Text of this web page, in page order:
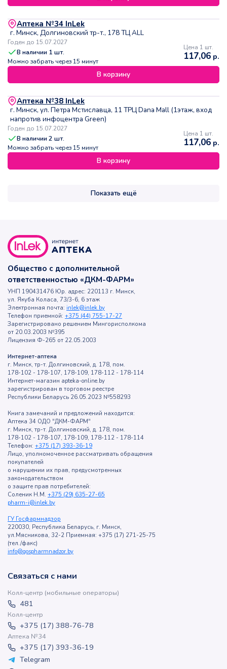
Аптека №34 InLek
г. Минск, Долгиновский тр-т., 178 ТЦ ALL
Годен до 15.07.2027
В наличии 1 шт.
Можно забрать через 15 минут
Цена 1 шт.
117,06 р.
В корзину
Аптека №38 InLek
г. Минск, ул. Петра Мстиславца, 11 ТРЦ Dana Mall (1этаж, вход
напротив инфоцентра Green)
Годен до 15.07.2027
В наличии2 шт.
Можно забрать через 15 минут
Цена 1 шт.
117,06 р.
В корзину
Показать ещё
Общество с дополнительной
ответственностью «ДКМ-ФАРМ»
УНП 190431476 Юр. адрес: 220113 г. Минск,
ул. Якуба Коласа, 73/3-6, 6 этаж
Электронная почта: inlek@inlek.by
Телефон приемной: +375 (44) 755-17-27
Зарегистрировано решением Мингорисполкома
от 20.03.2003 №395
Лицензия Ф-265 от 22.05.2003
Интернет-аптека
г. Минск, тр-т. Долгиновский, д. 178, пом.
178-102 - 178-107, 178-109, 178-112 - 178-114
Интернет-магазин apteka-online.by
зарегистрирован в торговом реестре
Республики Беларусь 26.05.2023 №558293
Книга замечаний и предложений находится:
Аптека 34 ОДО "ДКМ-ФАРМ"
г. Минск, тр-т. Долгиновский, д. 178, пом.
178-102 - 178-107, 178-109, 178-112 - 178-114
Телефон: +375 (17) 393-36-19
Лицо, уполномоченное рассматривать обращения
покупателей
о нарушении их прав, предусмотренных
законодательством
о защите прав потребителей:
Соленик Н.М. +375 (29) 635-27-65
pharm-i@inlek.by
ГУ Госфармнадзор
220030, Республика Беларусь, г. Минск,
ул.Мясникова, 32-2 Приемная: +375 (17) 271-25-75
(тел./факс)
info@gospharmnadzor.by
Связаться с нами
Колл-центр (мобильные операторы)
481
Колл-центр
+375 (17) 388-76-78
Аптека №34
+375 (17) 393-36-19
Telegram